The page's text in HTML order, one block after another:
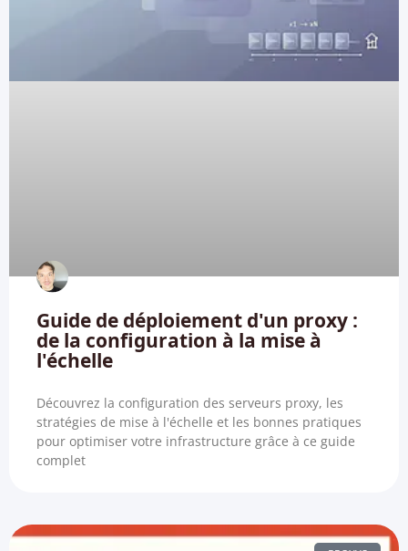
Guide de déploiement d'un proxy :
de la configuration à la mise à
l'échelle
Découvrez la configuration des serveurs proxy, les
stratégies de mise à l'échelle et les bonnes pratiques
pour optimiser votre infrastructure grâce à ce guide
complet